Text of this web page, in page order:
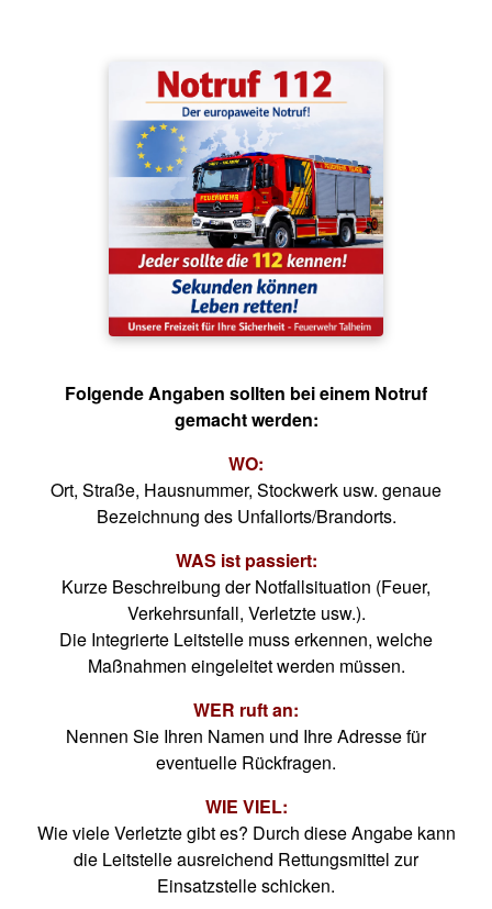
Folgende Angaben sollten bei einem Notruf
gemacht werden:
WO:
Ort, Straße, Hausnummer, Stockwerk usw. genaue
Bezeichnung des Unfallorts/Brandorts.
WAS ist passiert:
Kurze Beschreibung der Notfallsituation (Feuer,
Verkehrsunfall, Verletzte usw.).
Die Integrierte Leitstelle muss erkennen, welche
Maßnahmen eingeleitet werden müssen.
WER ruft an:
Nennen Sie Ihren Namen und Ihre Adresse für
eventuelle Rückfragen.
WIE VIEL:
Wie viele Verletzte gibt es? Durch diese Angabe kann
die Leitstelle ausreichend Rettungsmittel zur
Einsatzstelle schicken.